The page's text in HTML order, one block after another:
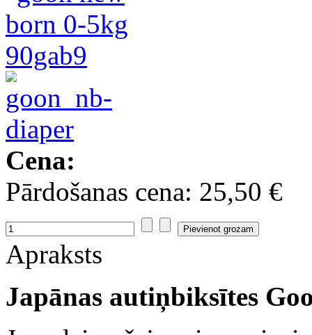
Cena:
Pārdošanas cena: 25,50 €
Apraksts
Japānas autiņbiksītes